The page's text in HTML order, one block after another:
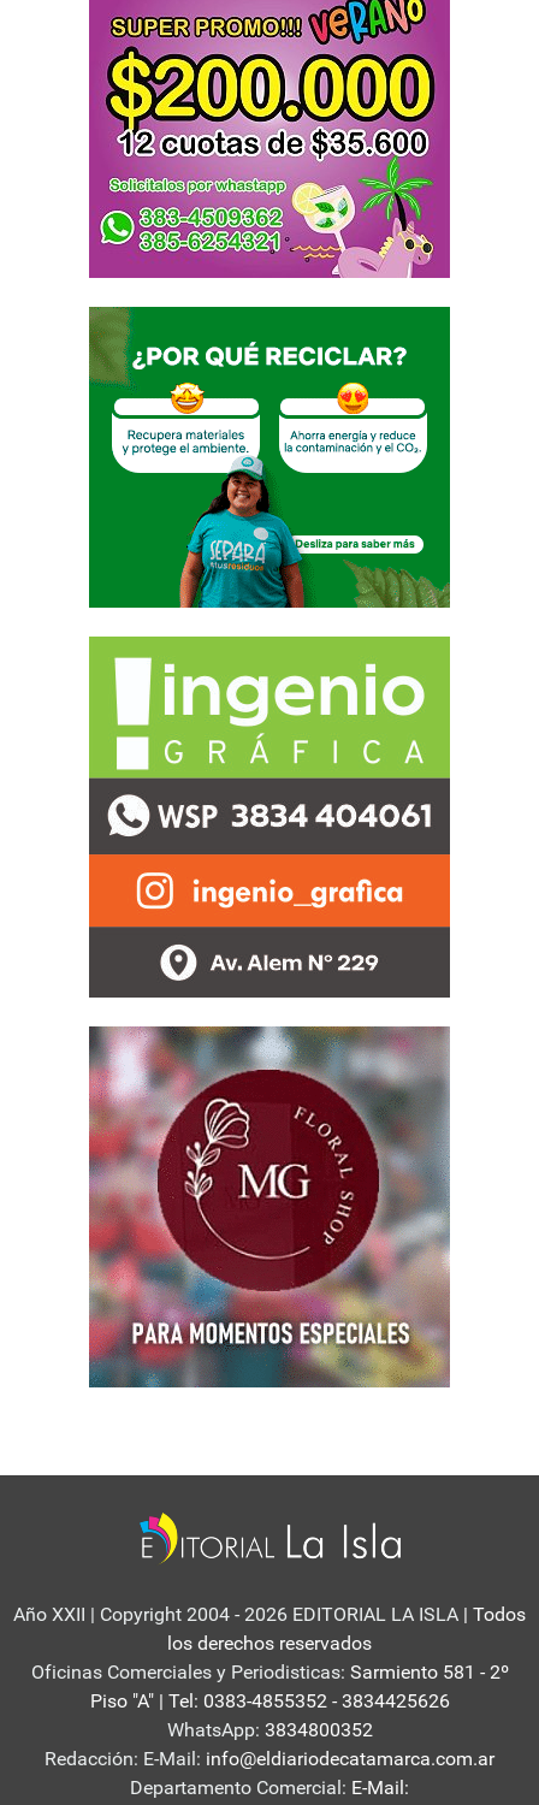
Año XXII | Copyright 2004 - 2026 EDITORIAL LA ISLA | Todos
los derechos reservados
Oficinas Comerciales y Periodisticas: Sarmiento 581 - 2º
Piso "A" | Tel: 0383-4855352 - 3834425626
WhatsApp: 3834800352
Redacción: E-Mail: info@eldiariodecatamarca.com.ar
Departamento Comercial: E-Mail: